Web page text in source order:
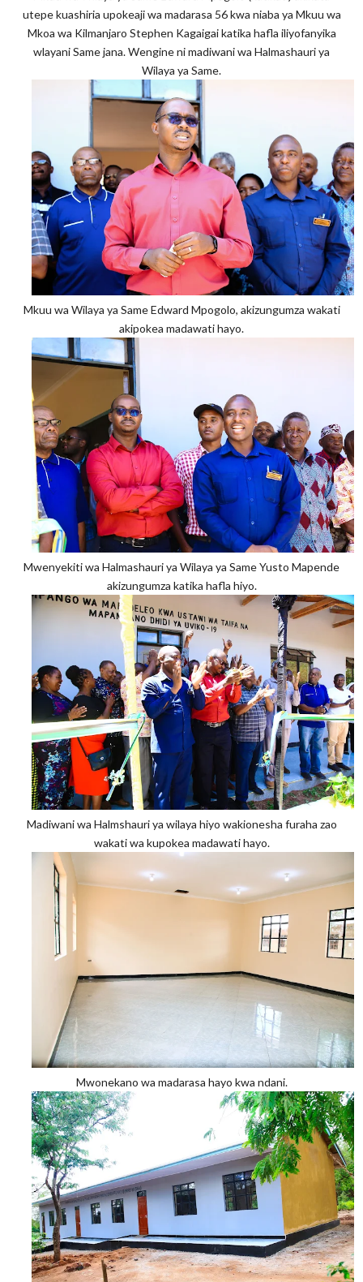
utepe kuashiria upokeaji wa madarasa 56 kwa niaba ya Mkuu wa
Mkoa wa Kilmanjaro Stephen Kagaigai katika hafla iliyofanyika
wlayani Same jana. Wengine ni madiwani wa Halmashauri ya
Wilaya ya Same.
Mkuu wa Wilaya ya Same Edward Mpogolo, akizungumza wakati
akipokea madawati hayo.
Mwenyekiti wa Halmashauri ya Wilaya ya Same Yusto Mapende
akizungumza katika hafla hiyo.
Madiwani wa Halmshauri ya wilaya hiyo wakionesha furaha zao
wakati wa kupokea madawati hayo.
Mwonekano wa madarasa hayo kwa ndani.